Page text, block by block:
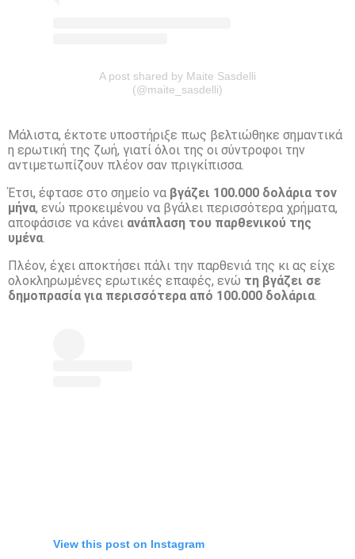
A post shared by Maite Sasdelli
(@maite_sasdelli)
Μάλιστα, έκτοτε υποστήριξε πως βελτιώθηκε σημαντικά
η ερωτική της ζωή, γιατί όλοι της οι σύντροφοι την
αντιμετωπίζουν πλέον σαν πριγκίπισσα.
Έτσι, έφτασε στο σημείο να βγάζει 100.000 δολάρια τον
μήνα, ενώ προκειμένου να βγάλει περισσότερα χρήματα,
αποφάσισε να κάνει ανάπλαση του παρθενικού της
υμένα
Πλέον, έχει αποκτήσει πάλι την παρθενιά της κι ας είχε
ολοκληρωμένες ερωτικές επαφές, ενώ τη βγάζει σε
δημοπρασία για περισσότερα από 100.000 δολάρια
View this post on Instagram